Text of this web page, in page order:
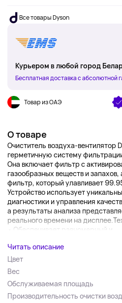
Все товары Dyson
Курьером в любой город
Бесплатная доставка с абсолютной
Товар из ОАЭ
О товаре
Очиститель воздуха-вентилятор
герметичную систему
Она включает фильтр с
газообразных веществ и
фильтр, который улавливает
Устройство использует
диагностики и управления
а результаты анализа
реального времени на
• Обеспечивает равномерный и...
Читать описание
Цвет
Вес
Обслуживаемая площадь
Производительность очистки